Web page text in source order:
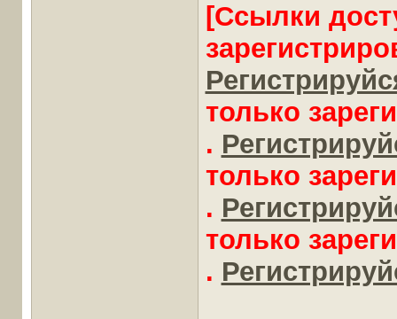
[Ссылки
только
.
только
.
только
.